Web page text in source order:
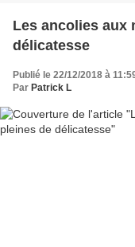
Les ancolies aux
délicatesse
Publié le 22/12/2018 à
Par Patrick L